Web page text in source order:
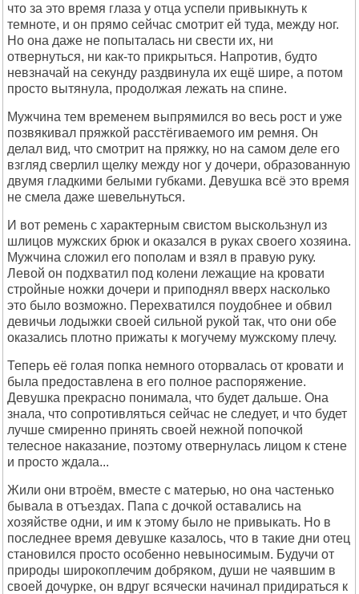
что за это время глаза у отца успели привыкнуть к
темноте, и он прямо сейчас смотрит ей туда, между ног.
Но она даже не попыталась ни свести их, ни
отвернуться, ни как-то прикрыться. Напротив, будто
невзначай на секунду раздвинула их ещё шире, а потом
просто вытянула, продолжая лежать на спине.
Мужчина тем временем выпрямился во весь рост и уже
позвякивал пряжкой расстёгиваемого им ремня. Он
делал вид, что смотрит на пряжку, но на самом деле его
взгляд сверлил щелку между ног у дочери, образованную
двумя гладкими белыми губками. Девушка всё это время
не смела даже шевельнуться.
И вот ремень с характерным свистом выскользнул из
шлицов мужских брюк и оказался в руках своего хозяина.
Мужчина сложил его пополам и взял в правую руку.
Левой он подхватил под колени лежащие на кровати
стройные ножки дочери и приподнял вверх насколько
это было возможно. Перехватился поудобнее и обвил
девичьи лодыжки своей сильной рукой так, что они обе
оказались плотно прижаты к могучему мужскому плечу.
Теперь её голая попка немного оторвалась от кровати и
была предоставлена в его полное распоряжение.
Девушка прекрасно понимала, что будет дальше. Она
знала, что сопротивляться сейчас не следует, и что будет
лучше смиренно принять своей нежной попочкой
телесное наказание, поэтому отвернулась лицом к стене
и просто ждала...
Жили они втроём, вместе с матерью, но она частенько
бывала в отъездах. Папа с дочкой оставались на
хозяйстве одни, и им к этому было не привыкать. Но в
последнее время девушке казалось, что в такие дни отец
становился просто особенно невыносимым. Будучи от
природы широкоплечим добряком, души не чаявшим в
своей дочурке, он вдруг всячески начинал придираться к